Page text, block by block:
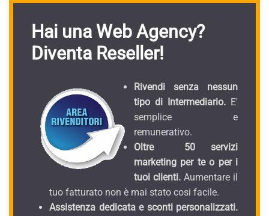
Hai una Web Agency?
Diventa Reseller!
Rivendi senza nessun
tipo di Intermediario. E'
semplice e
remunerativo.
Oltre 50 servizi
marketing per te o per i
tuoi clienti. Aumentare il
tuo fatturato non è mai stato cosi facile.
Assistenza dedicata e sconti personalizzati.